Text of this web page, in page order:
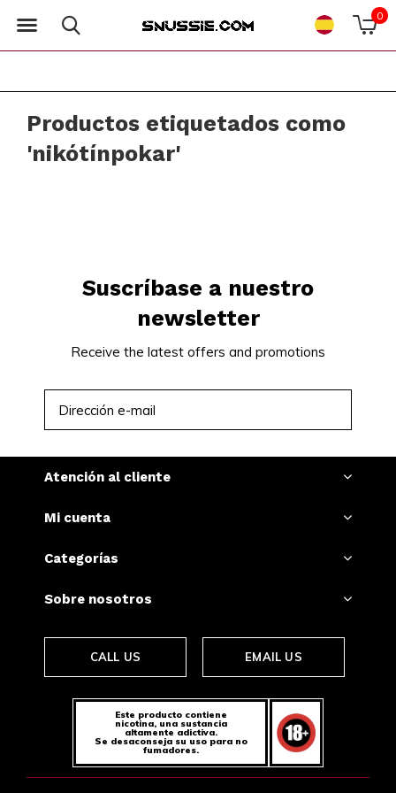
0
Productos etiquetados como
'nikótínpokar'
Suscríbase a nuestro
newsletter
Receive the latest offers and promotions
Atención al cliente
Mi cuenta
Categorías
Sobre nosotros
CALL US EMAIL US
Este producto contiene
nicotina, una sustancia
altamente adictiva.
Se desaconseja su uso para no
fumadores.